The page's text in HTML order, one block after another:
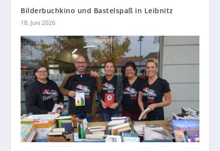
Bilderbuchkino und Bastelspaß in Leibnitz
18. Juni 2026